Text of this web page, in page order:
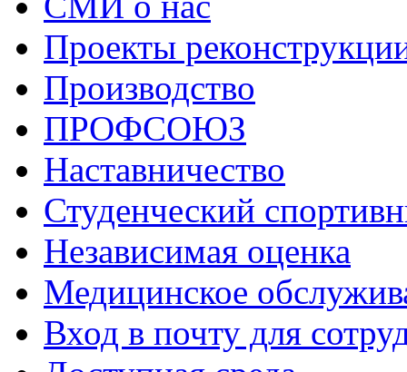
Проекты
Производство
ПРОФСОЮЗ
Наставничество
Студенческий
Независимая оценка
Медицинское
Вход в почту для